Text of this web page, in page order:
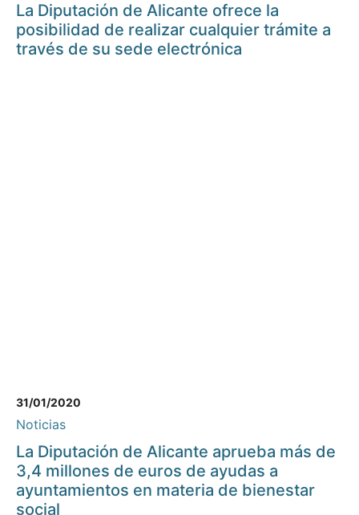
La Diputación de Alicante ofrece la
posibilidad de realizar cualquier trámite a
través de su sede electrónica
31/01/2020
Noticias
La Diputación de Alicante aprueba más de
3,4 millones de euros de ayudas a
ayuntamientos en materia de bienestar
social